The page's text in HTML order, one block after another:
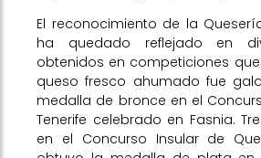
El reconocimiento de la
ha quedado reflejado en
obtenidos en competiciones
queso fresco ahumado fue
medalla de bronce en el
Tenerife celebrado en Fasnia.
en el Concurso Insular de